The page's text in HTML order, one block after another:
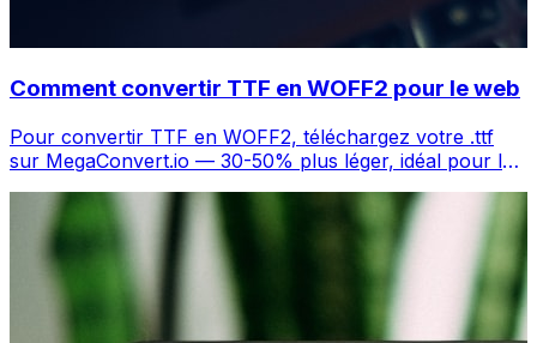
Comment convertir TTF en WOFF2 pour le web
Pour convertir TTF en WOFF2, téléchargez votre .ttf
sur MegaConvert.io — 30-50% plus léger, idéal pour le